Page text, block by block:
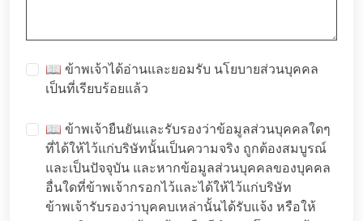
📖 ข้าพเจ้าได้อ่านและยอมรับ นโยบายส่วนบุคคล
เป็นที่เรียบร้อยแล้ว
📖 ข้าพเจ้ายืนยันและรับรองว่าข้อมูลส่วนบุคคลใดๆ
ที่ได้ให้ไว้แก่บริษัทนั้นเป็นความจริง ถูกต้องสมบูรณ์
และเป็นปัจจุบัน และหากข้อมูลส่วนบุคคลของบุคคล
อื่นใดที่ข้าพเจ้ากรอกไว้และได้ให้ไว้แก่บริษัท
ข้าพเจ้ารับรองว่าบุคคบเหล่านั้นได้รับแจ้ง หรือให้